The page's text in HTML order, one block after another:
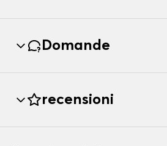
Domande
recensioni